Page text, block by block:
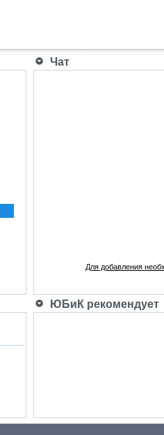
Чат
Для добавления
ЮБиК рекомендует